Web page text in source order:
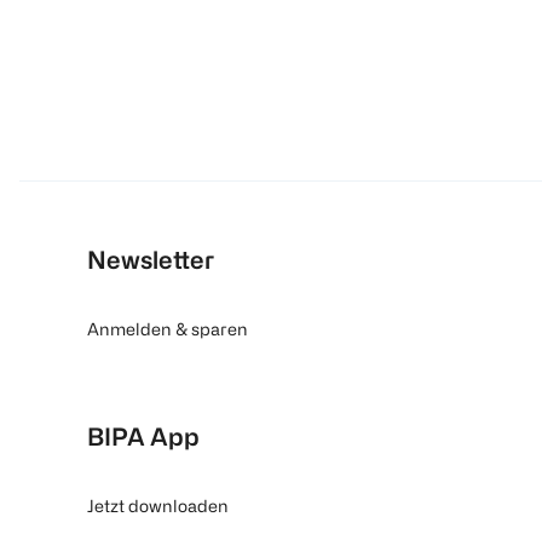
Newsletter
Anmelden & sparen
BIPA App
Jetzt downloaden